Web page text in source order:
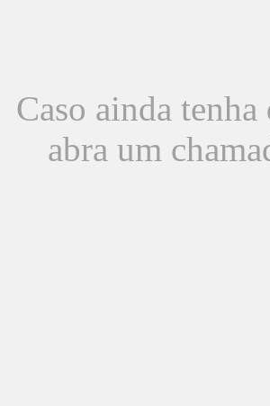
Caso ainda
abra um